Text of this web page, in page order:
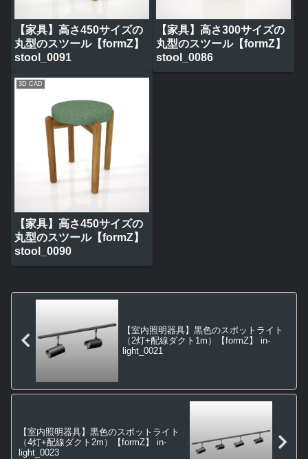
【家具】高さ450サイズの
丸型のスツール【formZ】
stool_0091
【家具】高さ300サイズの
丸型のスツール【formZ】
stool_0086
3D CAD
【家具】高さ450サイズの
丸型のスツール【formZ】
stool_0090
【室内照明器具】黒色のスポットライト
（2灯+配線ダクト1m）【formZ】 in-
light_0021
【室内照明器具】黒色のスポットライト
（4灯+配線ダクト2m）【formZ】 in-
light_0023